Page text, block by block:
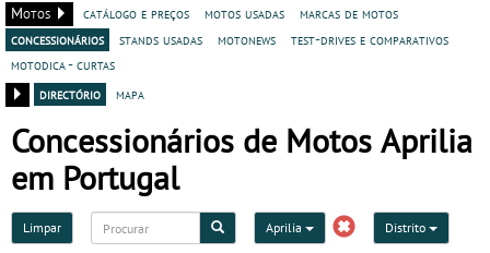
Motos
catálogo e preços motos usadas
marcas de motos
concessionários
stands usadas motonews
test-drives e comparativos
motodica - curtas
directório
mapa
Concessionários de Motos Aprilia
em Portugal
Limpar Aprilia Distrito